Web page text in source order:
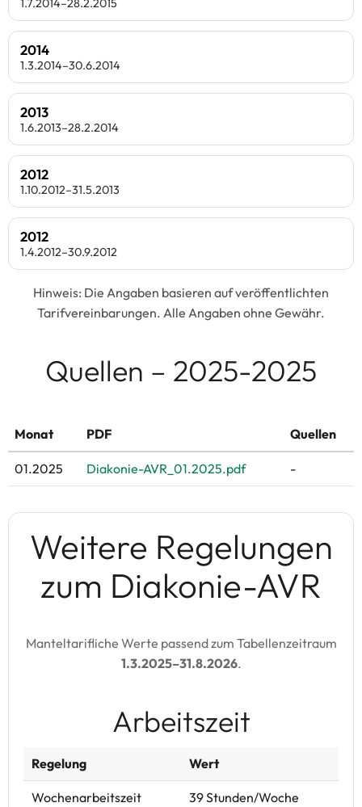
1.7.2014–28.2.2015
2014
1.3.2014–30.6.2014
2013
1.6.2013–28.2.2014
2012
1.10.2012–31.5.2013
2012
1.4.2012–30.9.2012
Hinweis: Die Angaben basieren auf veröffentlichten
Tarifvereinbarungen. Alle Angaben ohne Gewähr.
Quellen – 2025-2025
Monat PDF Quellen
01.2025 Diakonie-AVR_01.2025.pdf -
Weitere Regelungen
zum Diakonie-AVR
Manteltarifliche Werte passend zum Tabellenzeitraum
1.3.2025–31.8.2026.
Arbeitszeit
Regelung Wert
Wochenarbeitszeit 39 Stunden/Woche